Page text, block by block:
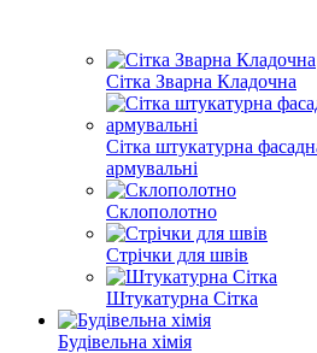
Сітка Зварна Кладочна
Сітка штукатурна
армувальні
Склополотно
Стрічки для швів
Штукатурна Сітка
Будівельна хімія